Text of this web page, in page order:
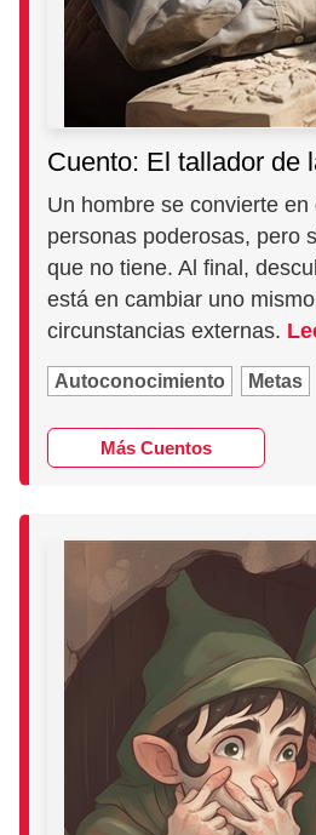
Cuento: El tallador de
Un hombre se convierte en
personas poderosas, pero
que no tiene. Al final,
está en cambiar uno
circunstancias externas.
Autoconocimiento Metas
Más Cuentos